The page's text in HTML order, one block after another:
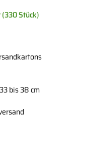
Stück)
bis 38 cm